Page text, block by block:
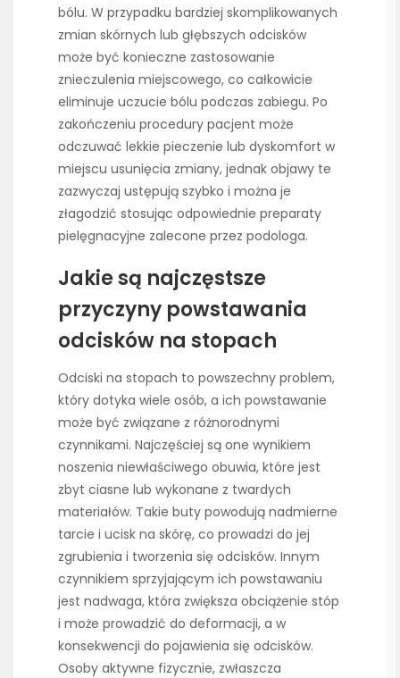
bólu. W przypadku bardziej skomplikowanych
zmian skórnych lub głębszych odcisków
może być konieczne zastosowanie
znieczulenia miejscowego, co całkowicie
eliminuje uczucie bólu podczas zabiegu. Po
zakończeniu procedury pacjent może
odczuwać lekkie pieczenie lub dyskomfort w
miejscu usunięcia zmiany, jednak objawy te
zazwyczaj ustępują szybko i można je
złagodzić stosując odpowiednie preparaty
pielęgnacyjne zalecone przez podologa.
Jakie są najczęstsze
przyczyny powstawania
odcisków na stopach
Odciski na stopach to powszechny problem,
który dotyka wiele osób, a ich powstawanie
może być związane z różnorodnymi
czynnikami. Najczęściej są one wynikiem
noszenia niewłaściwego obuwia, które jest
zbyt ciasne lub wykonane z twardych
materiałów. Takie buty powodują nadmierne
tarcie i ucisk na skórę, co prowadzi do jej
zgrubienia i tworzenia się odcisków. Innym
czynnikiem sprzyjającym ich powstawaniu
jest nadwaga, która zwiększa obciążenie stóp
i może prowadzić do deformacji, a w
konsekwencji do pojawienia się odcisków.
Osoby aktywne fizycznie, zwłaszcza